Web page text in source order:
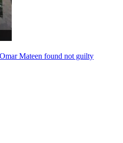
Mateen found not guilty